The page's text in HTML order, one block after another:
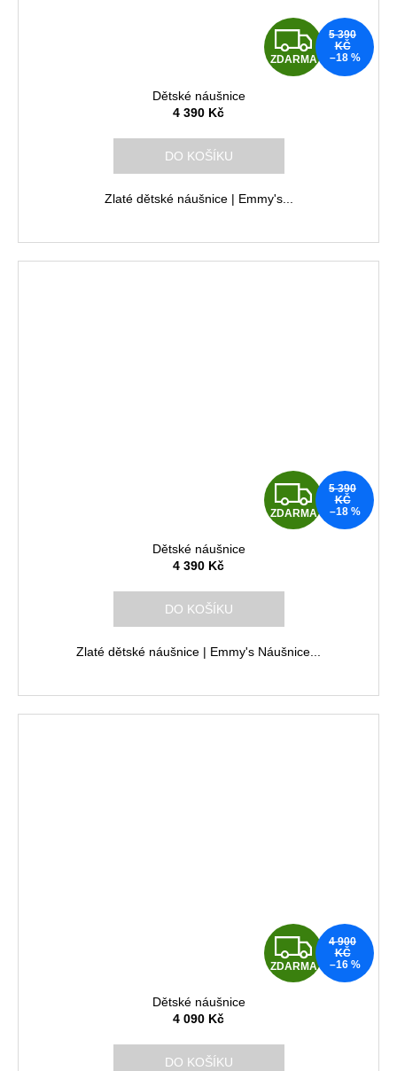
Z
D
ZDARMA
5 390
KČ
–18 %
Dětské náušnice
4 390 Kč
DO KOŠÍKU
Zlaté dětské náušnice | Emmy's...
Z
D
ZDARMA
5 390
KČ
–18 %
Dětské náušnice
4 390 Kč
DO KOŠÍKU
Zlaté dětské náušnice | Emmy's Náušnice...
Z
D
ZDARMA
4 900
KČ
–16 %
Dětské náušnice
4 090 Kč
DO KOŠÍKU